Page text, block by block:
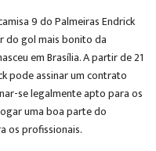
9 do Palmeiras Endrick
do gol mais bonito da
em Brasília. A partir de 21
pode assinar um contrato
se legalmente apto para os
uma boa parte do
os profissionais.